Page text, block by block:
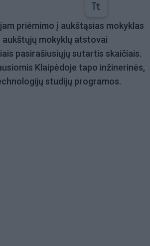
priėmimo į aukštąsias mokyklas
aukštųjų mokyklų atstovai
pasirašiusiųjų sutartis skaičiais.
Klaipėdoje tapo inžinerinės,
studijų programos.